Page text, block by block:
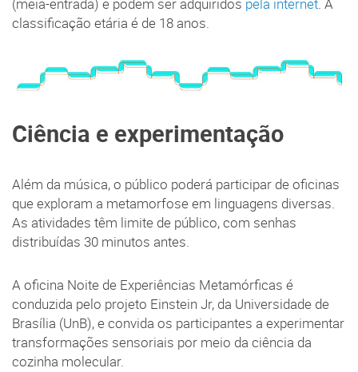
(meia-entrada) e podem ser adquiridos pela internet. A
classificação etária é de 18 anos.
Ciência e experimentação
Além da música, o público poderá participar de oficinas
que exploram a metamorfose em linguagens diversas.
As atividades têm limite de público, com senhas
distribuídas 30 minutos antes.
A oficina Noite de Experiências Metamórficas é
conduzida pelo projeto Einstein Jr, da Universidade de
Brasília (UnB), e convida os participantes a experimentar
transformações sensoriais por meio da ciência da
cozinha molecular.